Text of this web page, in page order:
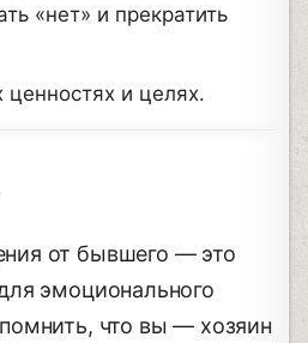
«нет» и прекратить
ценностях и целях.
от бывшего — это
эмоционального
что вы — хозяин